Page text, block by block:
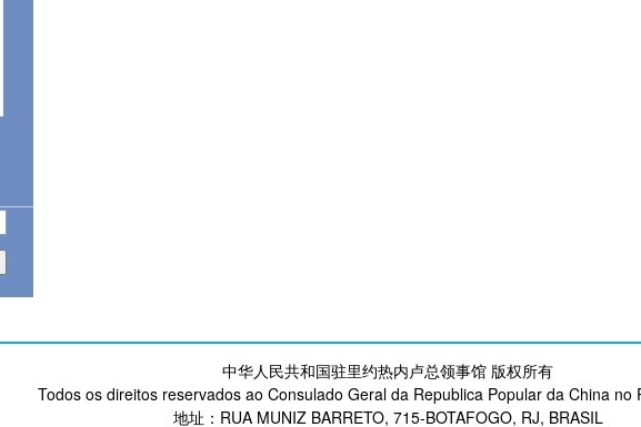
中华人民共和国驻里约热内卢总领事馆 版权所有
Todos os direitos reservados ao Consulado Geral da Republica Popular da China no
地址：RUA MUNIZ BARRETO, 715-BOTAFOGO, RJ, BRASIL